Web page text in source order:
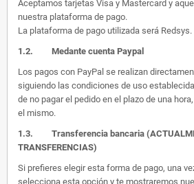
Aceptamos tarjetas Visa y Mastercard y
nuestra plataforma de pago.
La plataforma de pago utilizada será Redsys.
1.2. Medante cuenta Paypal
Los pagos con PayPal se realizan
siguiendo las condiciones de uso
de no pagar el pedido en el plazo de una
el mismo.
1.3. Transferencia bancaria
TRANSFERENCIAS)
Si prefieres elegir esta forma de pago, una
selecciona esta opción y te mostraremos